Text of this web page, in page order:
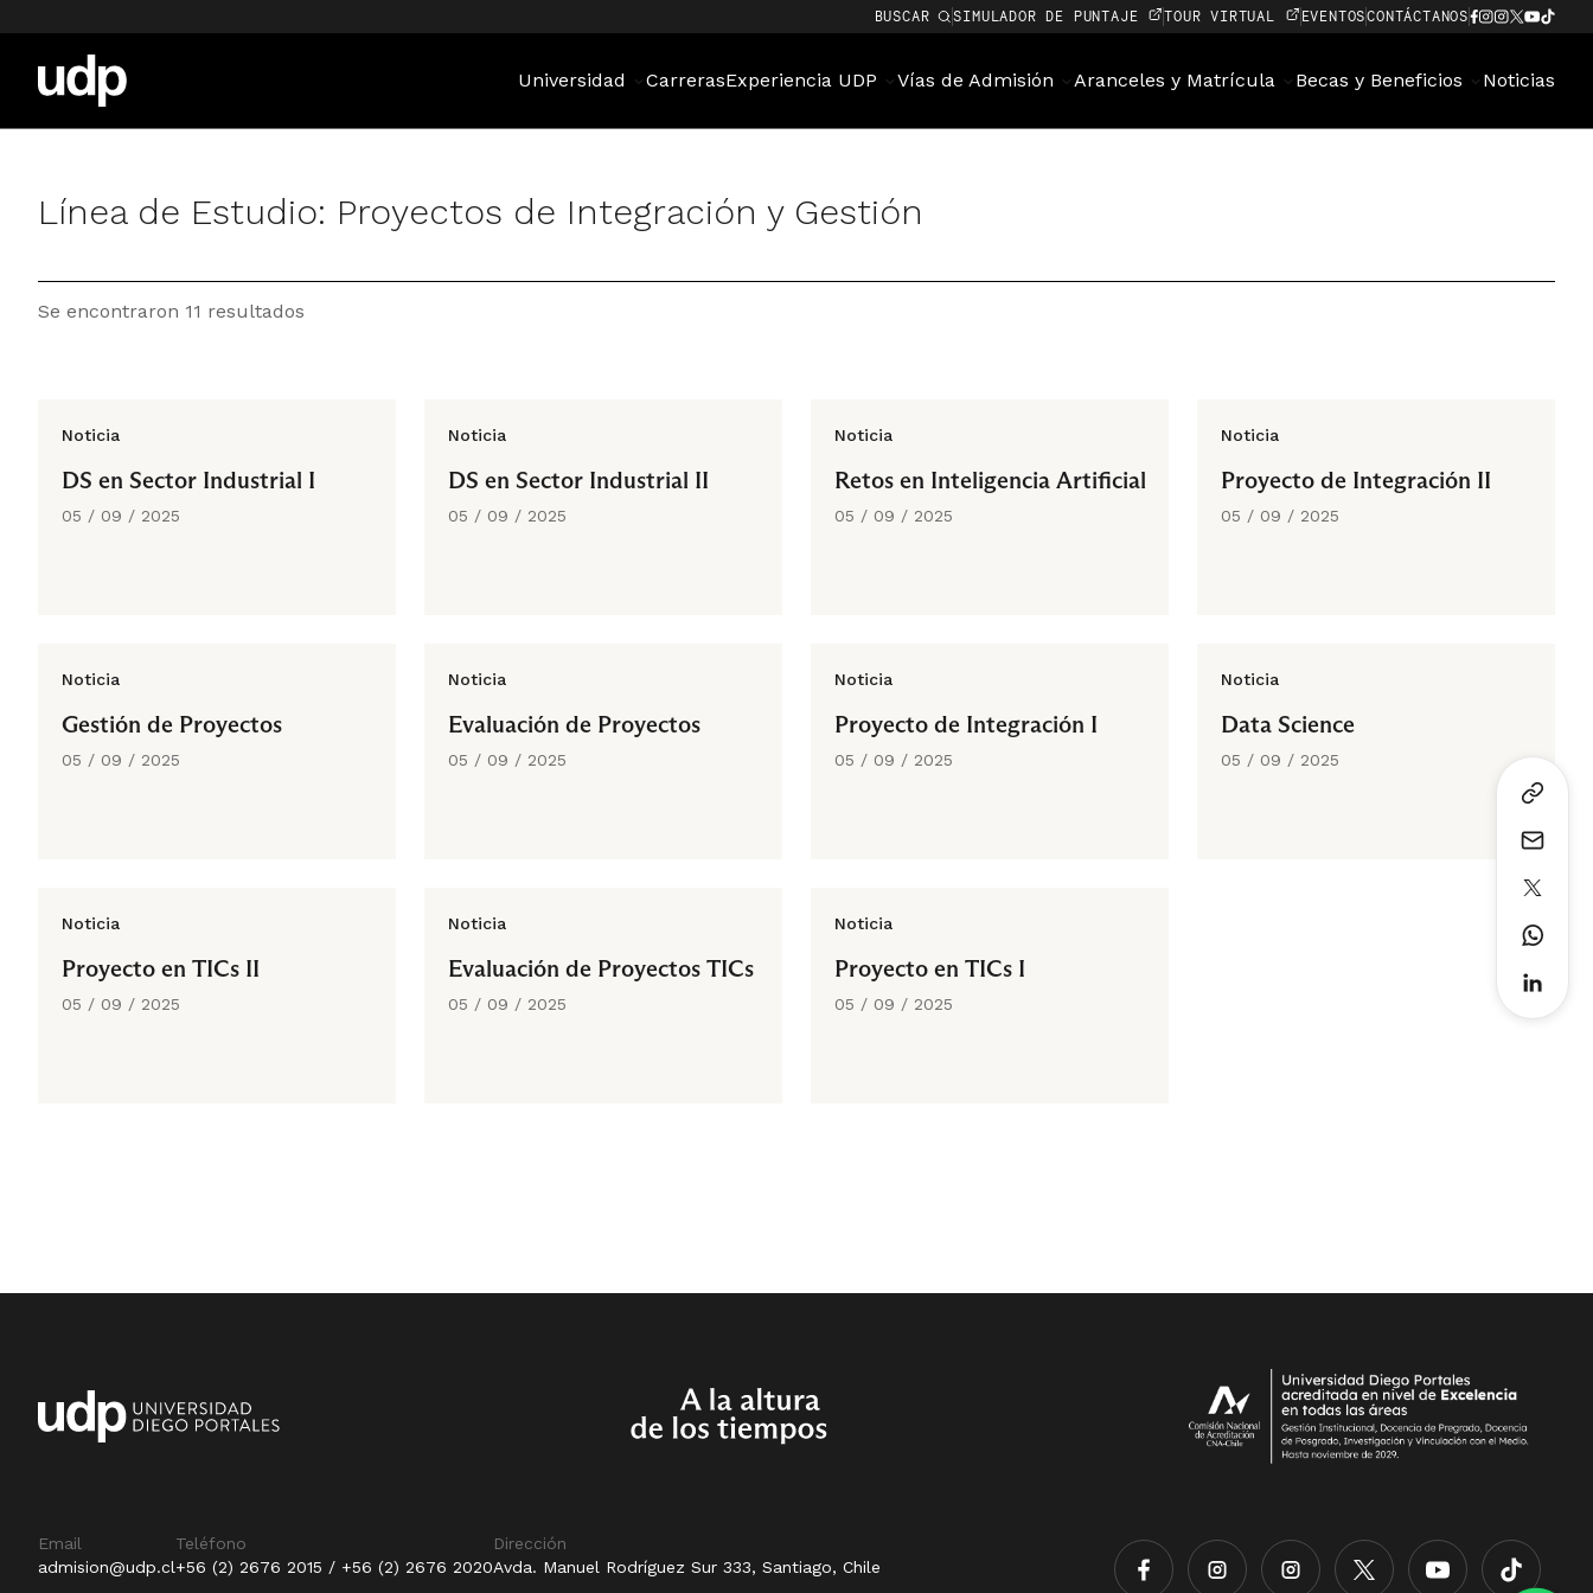
BUSCAR SIMULADOR DE PUNTAJE TOUR VIRTUAL EVENTOSCONTÁCTANOS
Universidad CarrerasExperiencia UDP Vías de Admisión Aranceles y Matrícula Becas y Beneficios Noticias
Línea de Estudio: Proyectos de Integración y Gestión
Se encontraron 11 resultados
Noticia
DS en Sector Industrial I
05 / 09 / 2025
Noticia
DS en Sector Industrial II
05 / 09 / 2025
Noticia
Retos en Inteligencia Artificial
05 / 09 / 2025
Noticia
Proyecto de Integración II
05 / 09 / 2025
Noticia
Gestión de Proyectos
05 / 09 / 2025
Noticia
Evaluación de Proyectos
05 / 09 / 2025
Noticia
Proyecto de Integración I
05 / 09 / 2025
Noticia
Data Science
05 / 09 / 2025
Noticia
Proyecto en TICs II
05 / 09 / 2025
Noticia
Evaluación de Proyectos TICs
05 / 09 / 2025
Noticia
Proyecto en TICs I
05 / 09 / 2025
Email
admision@udp.cl
Teléfono
+56 (2) 2676 2015 / +56 (2) 2676 2020
Dirección
Avda. Manuel Rodríguez Sur 333, Santiago, Chile